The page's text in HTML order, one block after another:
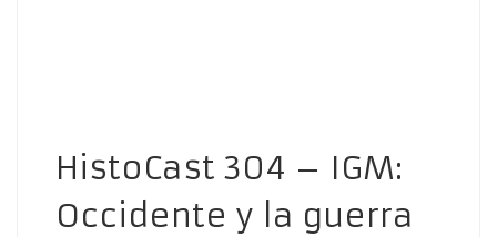
HistoCast 304 – IGM:
Occidente y la guerra